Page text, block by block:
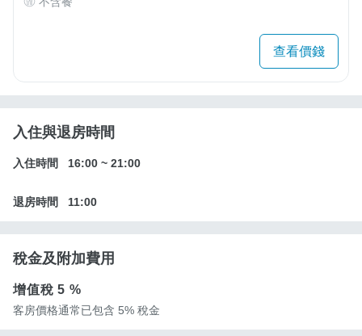
查看價錢
入住與退房時間
入住時間 16:00 ~ 21:00
退房時間 11:00
稅金及附加費用
增值稅5 %
客房價格通常已包含 5% 稅金